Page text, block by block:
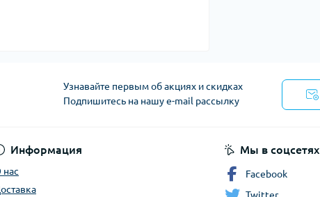
Узнавайте первым об акциях и скидках
Подпишитесь на нашу e-mail рассылку
Информация
нас
Мы в соцсетях
Facebook